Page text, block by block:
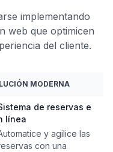
implementando
web que optimicen
del cliente.
MODERNA
de reservas e
línea
y agilice las
con una